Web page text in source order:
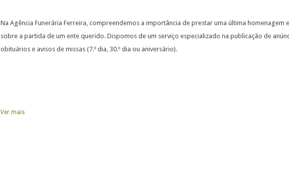
Na Agência Funerária Ferreira, compreendemos a importância de prestar uma última homenagem
sobre a partida de um ente querido. Dispomos de um serviço especializado na publicação de
obituários e avisos de missas (7.º dia, 30.º dia ou aniversário).
Ver mais